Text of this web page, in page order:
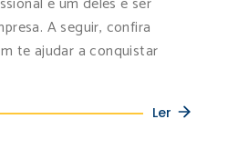
A seguir, confira
te ajudar a conquistar
Ler